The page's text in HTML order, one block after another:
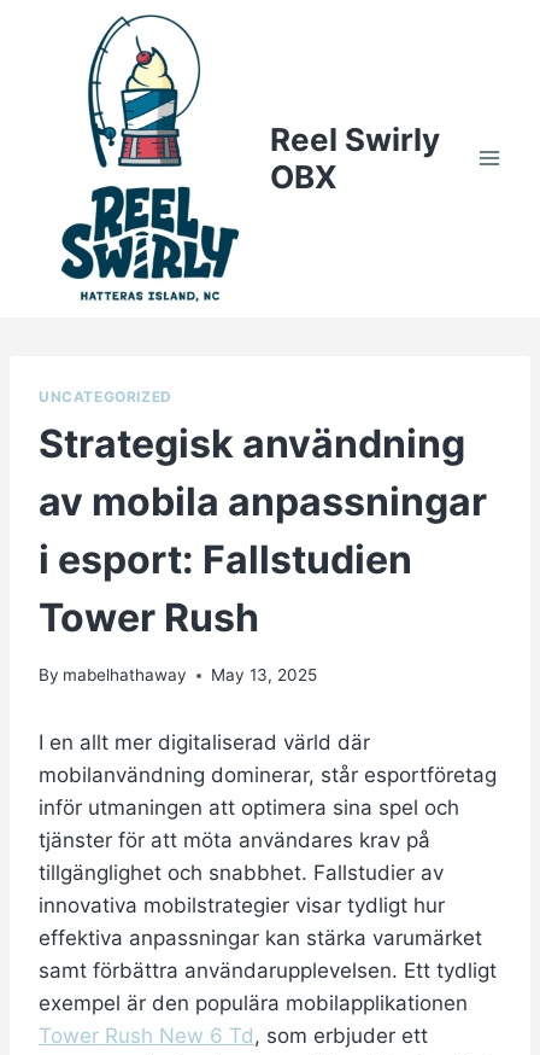
Reel Swirly
OBX
UNCATEGORIZED
Strategisk användning
av mobila anpassningar
i esport: Fallstudien
Tower Rush
By mabelhathaway May 13, 2025
I en allt mer digitaliserad värld där
mobilanvändning dominerar, står esportföretag
inför utmaningen att optimera sina spel och
tjänster för att möta användares krav på
tillgänglighet och snabbhet. Fallstudier av
innovativa mobilstrategier visar tydligt hur
effektiva anpassningar kan stärka varumärket
samt förbättra användarupplevelsen. Ett tydligt
exempel är den populära mobilapplikationen
Tower Rush New 6 Td, som erbjuder ett